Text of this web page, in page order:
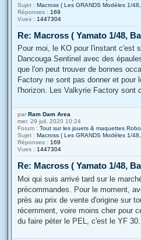
Sujet : Macross ( Les GRANDS Modèles 1/
Réponses : 169
Vues : 1447304
Re: Macross ( Yamato 1/48,
Pour moi, le KO pour l'instant c'est
Dancouga Sentinel avec des
que l'on peut trouver de bonnes
Factory ne sont pas donner et pour
l'horizon. Les Valkyrie Factory sont
par Ram Dam Area
mer. 29 juil. 2020 10:24
Forum : Tout sur les jouets & maquettes
Sujet : Macross ( Les GRANDS Modèles 1/
Réponses : 169
Vues : 1447304
Re: Macross ( Yamato 1/48,
Moi qui suis arrivé tard sur le
précommandes. Pour le moment,
près au prix de vente d'origine sur
récemment, voire moins cher pour
du faire péter le PEL, c'est le YF 30.